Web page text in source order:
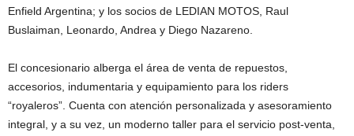
Enfield Argentina; y los socios de LEDIAN MOTOS, Raul
Buslaiman, Leonardo, Andrea y Diego Nazareno.
El concesionario alberga el área de venta de repuestos,
accesorios, indumentaria y equipamiento para los riders
“royaleros”. Cuenta con atención personalizada y asesoramiento
integral, y a su vez, un moderno taller para el servicio post-venta,